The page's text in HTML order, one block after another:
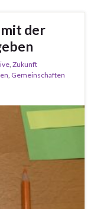
mit der
, Zukunft
, Gemeinschaften